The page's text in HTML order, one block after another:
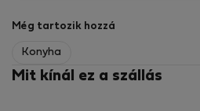
Még tartozik hozzá
Konyha
Mit kínál ez a szállás